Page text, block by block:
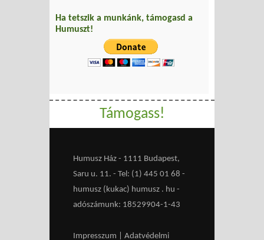
Ha tetszik a munkánk, támogasd a
Humuszt!
Támogass!
Humusz Ház - 1111 Budapest,
Saru u. 11. - Tel: (1) 445 01 68 -
humusz (kukac) humusz . hu -
adószámunk: 18529904-1-43
Impresszum Adatvédelmi